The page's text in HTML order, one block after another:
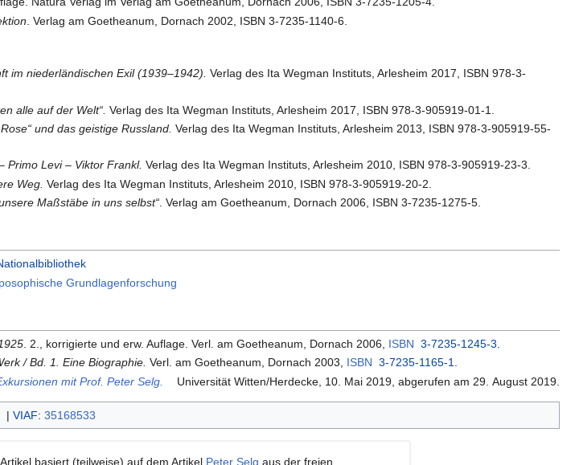
. Verlag am Goetheanum, Dornach 2002, ISBN 3-7235-1140-6.
im niederländischen Exil (1939–1942). Verlag des Ita Wegman Instituts, Arlesheim 2017, ISBN 978-3-
alle auf der Welt“. Verlag des Ita Wegman Instituts, Arlesheim 2017, ISBN 978-3-905919-01-1.
und das geistige Russland. Verlag des Ita Wegman Instituts, Arlesheim 2013, ISBN 978-3-905919-55-
Primo Levi – Viktor Frankl. Verlag des Ita Wegman Instituts, Arlesheim 2010, ISBN 978-3-905919-23-3.
Weg. Verlag des Ita Wegman Instituts, Arlesheim 2010, ISBN 978-3-905919-20-2.
Maßstäbe in uns selbst“ . Verlag am Goetheanum, Dornach 2006, ISBN 3-7235-1275-5.
Grundlagenforschung
. 2., korrigierte und erw. Auflage. Verl. am Goetheanum, Dornach 2006, ISBN 3-7235-1245-3
/ Bd. 1. Eine Biographie. Verl. am Goetheanum, Dornach 2003, ISBN 3-7235-1165-1.
mit Prof. Peter Selg. Universität Witten/Herdecke, 10. Mai 2019, abgerufen am 29. August 2019.
| VIAF: 35168533
basiert (teilweise) auf dem Artikel Peter Selg aus der freien